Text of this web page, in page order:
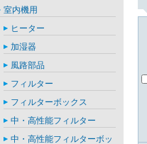
室内機用
ヒーター
加湿器
風路部品
フィルター
フィルターボックス
中・高性能フィルター
中・高性能フィルターボッ